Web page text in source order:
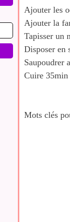
Ajouter les
Ajouter la
Tapisser un
Disposer en
Saupoudrer
Cuire 35min
Mots clés